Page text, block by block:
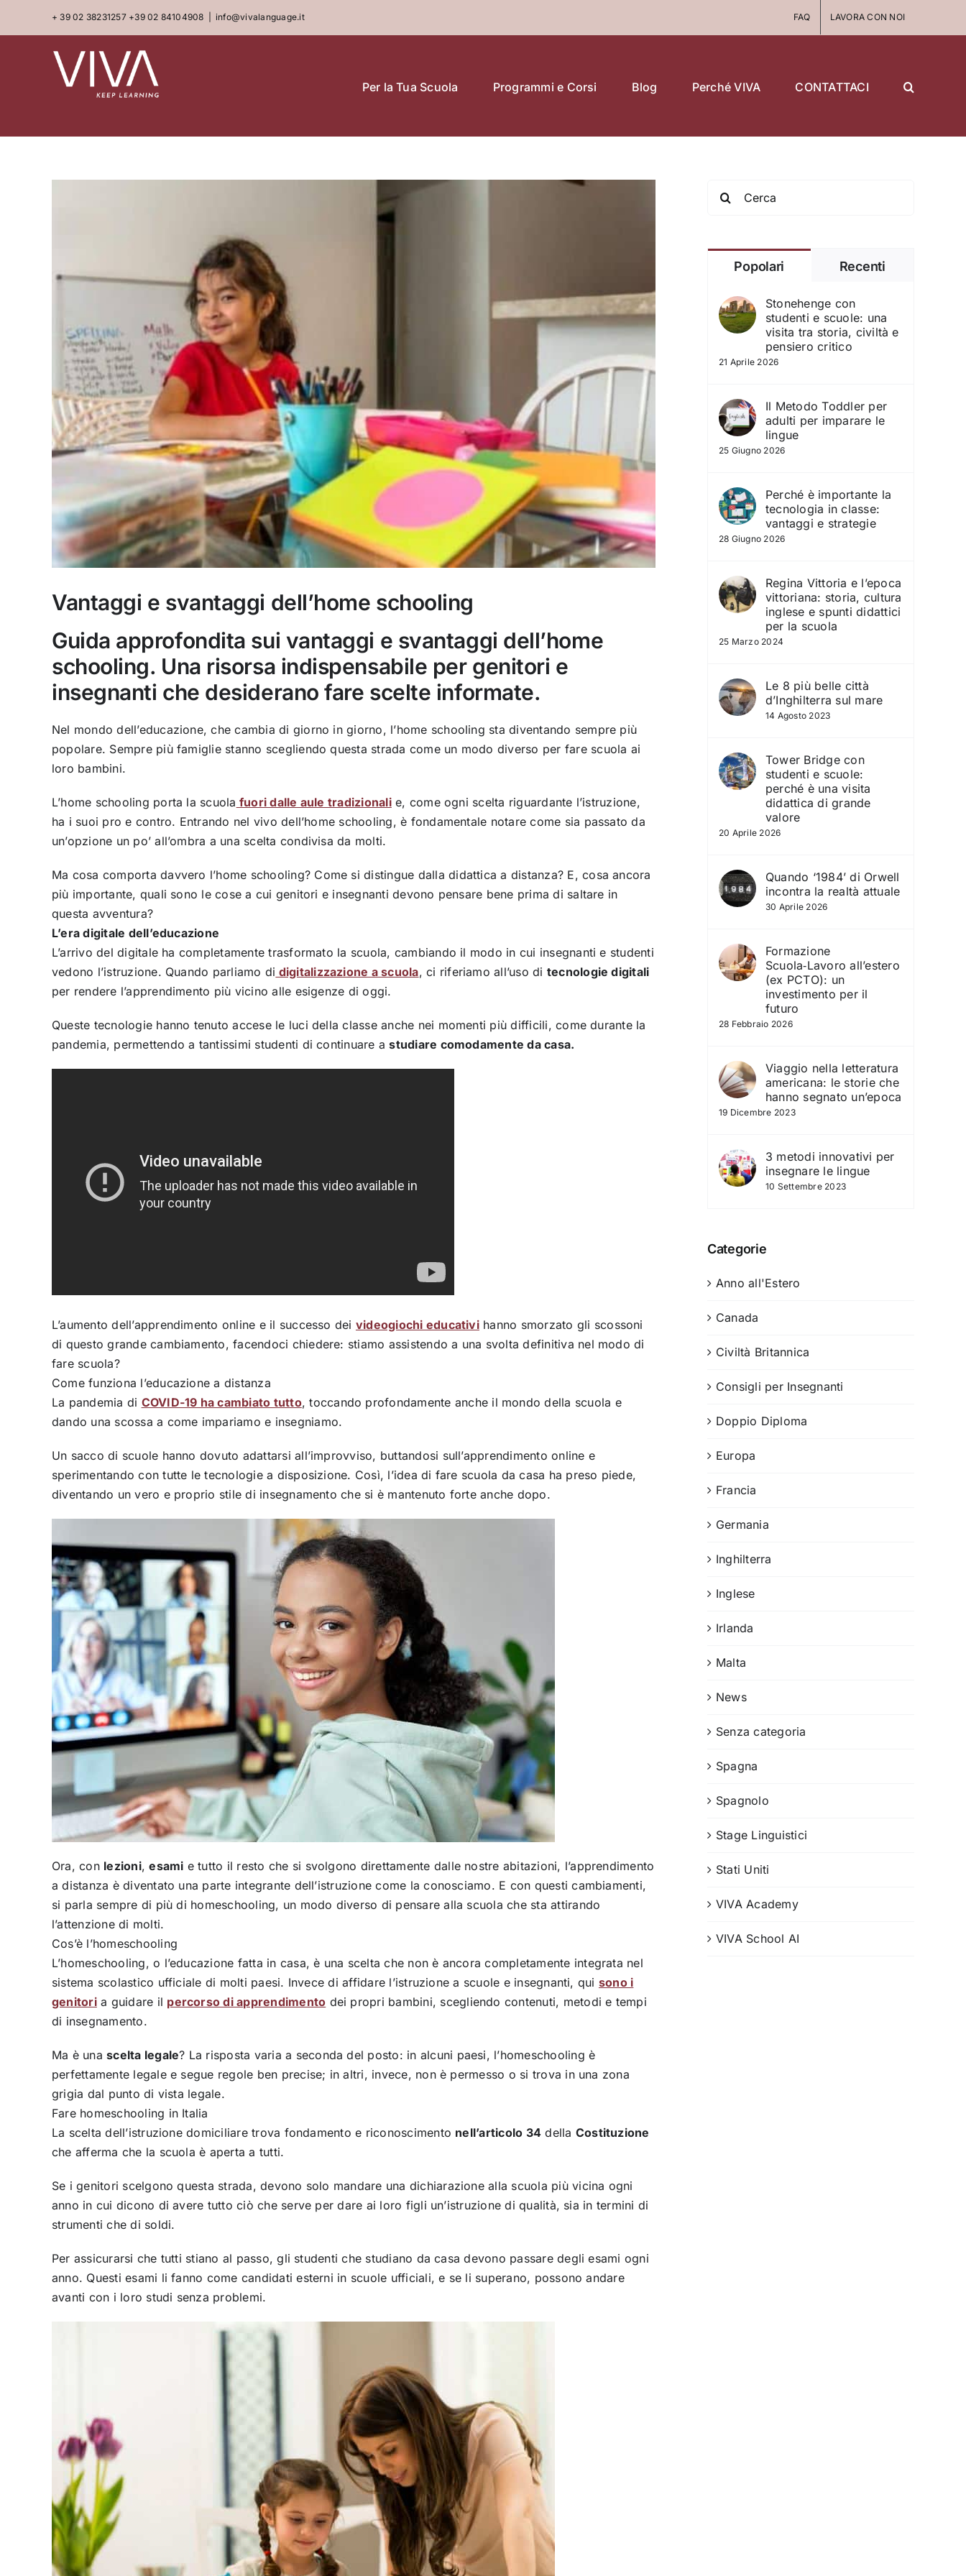
+ 39 02 38231257 +39 02 84104908 info@vivalanguage.it FAQ LAVORA CON NOI
Per la Tua Scuola Programmi e Corsi Blog Perché VIVA CONTATTACI
Vantaggi e svantaggi dell’home schooling
Guida approfondita sui vantaggi e svantaggi dell’home
schooling. Una risorsa indispensabile per genitori e
insegnanti che desiderano fare scelte informate.
Nel mondo dell’educazione, che cambia di giorno in giorno, l’home schooling sta diventando sempre più
popolare. Sempre più famiglie stanno scegliendo questa strada come un modo diverso per fare scuola ai
loro bambini.
L’home schooling porta la scuola fuori dalle aule tradizionalie, come ogni scelta riguardante l’istruzione,
ha i suoi pro e contro. Entrando nel vivo dell’home schooling, è fondamentale notare come sia passato da
un’opzione un po’ all’ombra a una scelta condivisa da molti.
Ma cosa comporta davvero l’home schooling? Come si distingue dalla didattica a distanza? E, cosa ancora
più importante, quali sono le cose a cui genitori e insegnanti devono pensare bene prima di saltare in
questa avventura?
L’era digitale dell’educazione
L’arrivo del digitale ha completamente trasformato la scuola, cambiando il modo in cui insegnanti e studenti
vedono l’istruzione. Quando parliamo di digitalizzazione a scuola, ci riferiamo all’uso di tecnologie digitali
per rendere l’apprendimento più vicino alle esigenze di oggi.
Queste tecnologie hanno tenuto accese le luci della classe anche nei momenti più difficili, come durante la
pandemia, permettendo a tantissimi studenti di continuare astudiare comodamente da casa.
L’aumento dell’apprendimento online e il successo dei videogiochi educativihanno smorzato gli scossoni
di questo grande cambiamento, facendoci chiedere: stiamo assistendo a una svolta definitiva nel modo di
fare scuola?
Come funziona l’educazione a distanza
La pandemia di COVID-19 ha cambiato tutto, toccando profondamente anche il mondo della scuola e
dando una scossa a come impariamo e insegniamo.
Un sacco di scuole hanno dovuto adattarsi all’improvviso, buttandosi sull’apprendimento online e
sperimentando con tutte le tecnologie a disposizione. Così, l’idea di fare scuola da casa ha preso piede,
diventando un vero e proprio stile di insegnamento che si è mantenuto forte anche dopo.
Ora, con lezioni,esami e tutto il resto che si svolgono direttamente dalle nostre abitazioni, l’apprendimento
a distanza è diventato una parte integrante dell’istruzione come la conosciamo. E con questi cambiamenti,
si parla sempre di più di homeschooling, un modo diverso di pensare alla scuola che sta attirando
l’attenzione di molti.
Cos’è l’homeschooling
L’homeschooling, o l’educazione fatta in casa, è una scelta che non è ancora completamente integrata nel
sistema scolastico ufficiale di molti paesi. Invece di affidare l’istruzione a scuole e insegnanti, qui sono i
genitoria guidare il percorso di apprendimento dei propri bambini, scegliendo contenuti, metodi e tempi
di insegnamento.
Ma è unascelta legale? La risposta varia a seconda del posto: in alcuni paesi, l’homeschooling è
perfettamente legale e segue regole ben precise; in altri, invece, non è permesso o si trova in una zona
grigia dal punto di vista legale.
Fare homeschooling in Italia
La scelta dell’istruzione domiciliare trova fondamento e riconoscimento nell’articolo 34 della Costituzione
che afferma che la scuola è aperta a tutti.
Se i genitori scelgono questa strada, devono solo mandare una dichiarazione alla scuola più vicina ogni
anno in cui dicono di avere tutto ciò che serve per dare ai loro figli un’istruzione di qualità, sia in termini di
strumenti che di soldi.
Per assicurarsi che tutti stiano al passo, gli studenti che studiano da casa devono passare degli esami ogni
anno. Questi esami li fanno come candidati esterni in scuole ufficiali, e se li superano, possono andare
avanti con i loro studi senza problemi.
Popolari Recenti
Stonehenge con
studenti e scuole: una
visita tra storia, civiltà e
pensiero critico
21 Aprile 2026
Il Metodo Toddler per
adulti per imparare le
lingue
25 Giugno 2026
Perché è importante la
tecnologia in classe:
vantaggi e strategie
28 Giugno 2026
Regina Vittoria e l’epoca
vittoriana: storia, cultura
inglese e spunti didattici
per la scuola
25 Marzo 2024
Le 8 più belle città
d’Inghilterra sul mare
14 Agosto 2023
Tower Bridge con
studenti e scuole:
perché è una visita
didattica di grande
valore
20 Aprile 2026
Quando ‘1984’ di Orwell
incontra la realtà attuale
30 Aprile 2026
Formazione
Scuola‑Lavoro all’estero
(ex PCTO): un
investimento per il
futuro
28 Febbraio 2026
Viaggio nella letteratura
americana: le storie che
hanno segnato un’epoca
19 Dicembre 2023
3 metodi innovativi per
insegnare le lingue
10 Settembre 2023
Categorie
Anno all'Estero
Canada
Civiltà Britannica
Consigli per Insegnanti
Doppio Diploma
Europa
Francia
Germania
Inghilterra
Inglese
Irlanda
Malta
News
Senza categoria
Spagna
Spagnolo
Stage Linguistici
Stati Uniti
VIVA Academy
VIVA School AI